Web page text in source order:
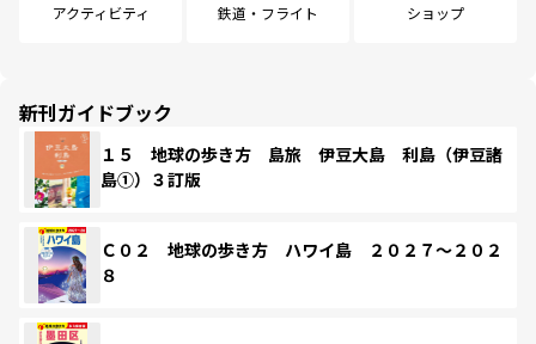
アクティビティ 鉄道・フライト ショップ
新刊ガイドブック
１５ 地球の歩き方 島旅 伊豆大島 利島（伊豆諸
島①）３訂版
Ｃ０２ 地球の歩き方 ハワイ島 ２０２７～２０２
８